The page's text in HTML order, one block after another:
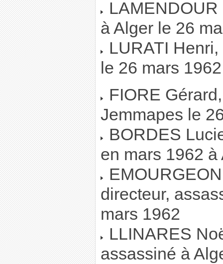
LAMENDOUR
à Alger le 26
LURATI Henri,
le 26 mars
FIORE
Jemmapes le
BORDES
en mars 1962 à
directeur,
mars 1962
LLINARES
assassiné à